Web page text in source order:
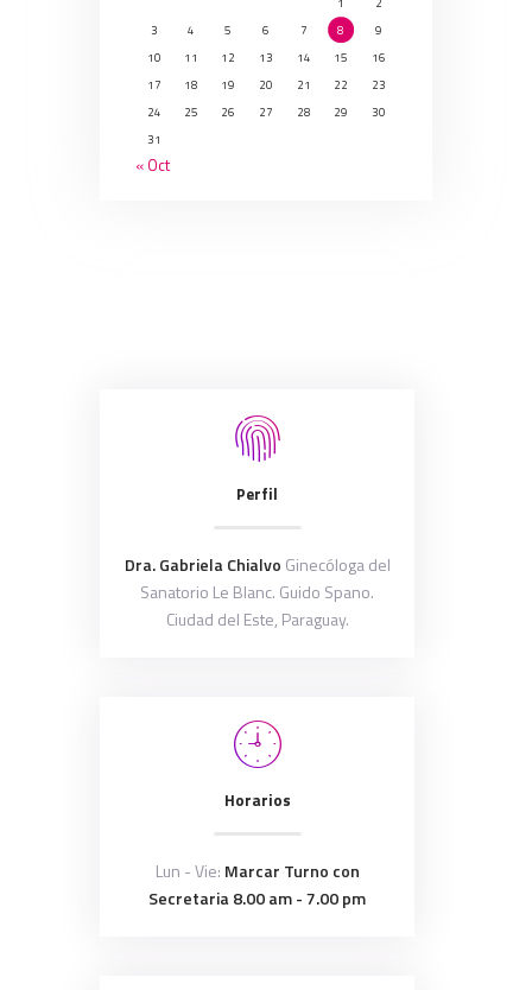
3
4 5 6 7 8
9
10
11 12 13 14 15
16
17
18 19 20 21 22
23
24
25 26 27 28 29
30
31
« Oct
Perfil
Dra. Gabriela Chialvo Ginecóloga del
Sanatorio Le Blanc. Guido Spano.
Ciudad del Este, Paraguay.
Horarios
Lun - Vie: Marcar Turno con
Secretaria 8.00 am - 7.00 pm